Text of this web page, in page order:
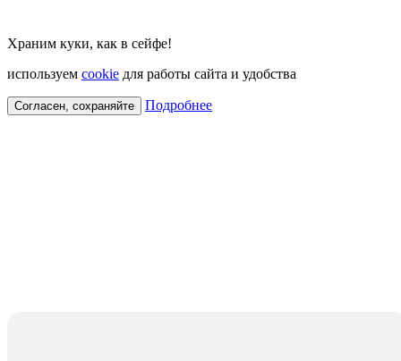
Храним куки, как в сейфе!
используем cookie для работы сайта и удобства
Согласен, сохраняйте Подробнее